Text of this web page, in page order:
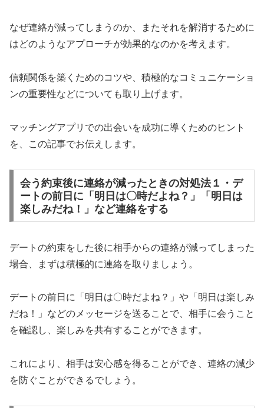
なぜ連絡が減ってしまうのか、またそれを解消するために
はどのようなアプローチが効果的なのかを考えます。
信頼関係を築くためのコツや、積極的なコミュニケーショ
ンの重要性などについても取り上げます。
マッチングアプリでの出会いを成功に導くためのヒント
を、この記事でお伝えします。
会う約束後に連絡が減ったときの対処法１・デ
ートの前日に「明日は〇時だよね？」「明日は
楽しみだね！」など連絡をする
デートの約束をした後に相手からの連絡が減ってしまった
場合、まずは積極的に連絡を取りましょう。
デートの前日に「明日は〇時だよね？」や「明日は楽しみ
だね！」などのメッセージを送ることで、相手に会うこと
を確認し、楽しみを共有することができます。
これにより、相手は安心感を得ることができ、連絡の減少
を防ぐことができるでしょう。